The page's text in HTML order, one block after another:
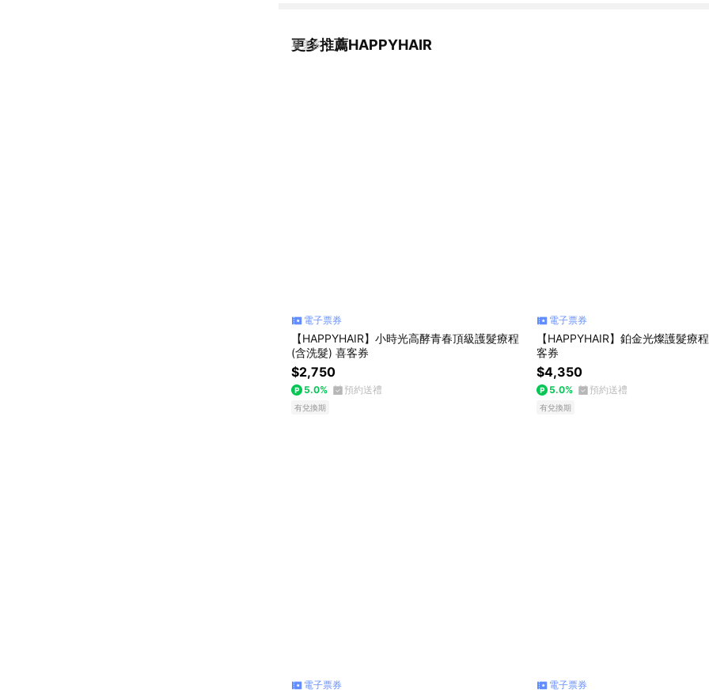
更多推薦HAPPYHAIR
看更多
電子票券
【HAPPYHAIR】小時光高酵青春頂級護髮療程
(含洗髮) 喜客券
$2,750
5.0% 預約送禮
有兌換期
電子票券
【HAPPYHAIR】鉑金光燦護髮療
客券
$4,350
5.0% 預約送禮
有兌換期
電子票券 電子票券